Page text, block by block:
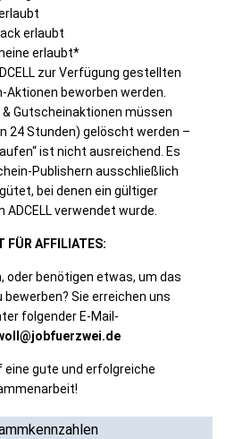
erlaubt
erlaubt*
zur Verfügung gestellten
Aktionen beworben werden.
Gutscheinaktionen müssen
24 Stunden) gelöscht werden –
ist nicht ausreichend. Es
Publishern ausschließlich
bei denen ein gültiger
verwendet wurde.
FÜR AFFILIATES:
oder benötigen etwas, um das
Sie erreichen uns
folgender E-Mail-
eine gute und erfolgreiche